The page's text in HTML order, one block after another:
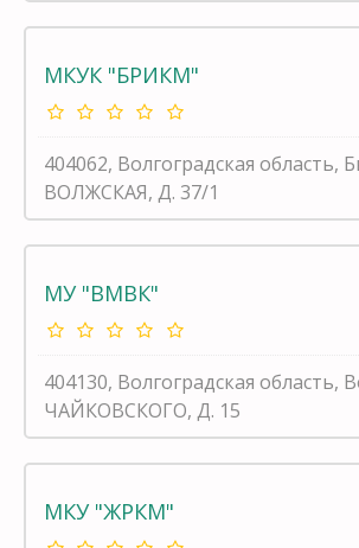
МКУК "БРИКМ"
404062, Волгоградская область,
ВОЛЖСКАЯ, Д. 37/1
МУ "ВМВК"
404130, Волгоградская область,
ЧАЙКОВСКОГО, Д. 15
МКУ "ЖРКМ"